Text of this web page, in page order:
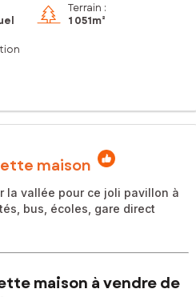
Terrain :
1 051m²
maison
la vallée pour ce joli pavillon à
bus, écoles, gare direct
maison à vendre de